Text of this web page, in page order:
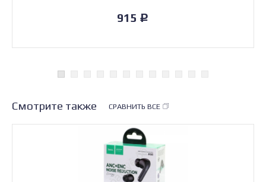
915 Р
Смотрите также СРАВНИТЬ ВСЕ